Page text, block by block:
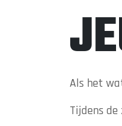
Als het
Tijdens